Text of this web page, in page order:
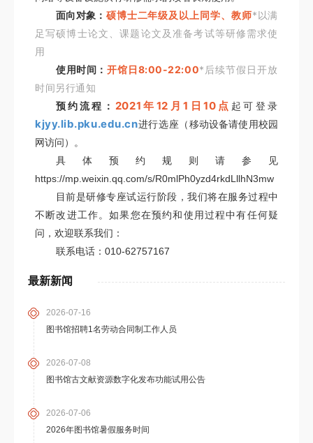
最新新闻
2026-07-16
图书馆招聘1名劳动合同制工作人员
2026-07-08
图书馆古文献资源数字化发布功能试用公告
2026-07-06
2026年图书馆暑假服务时间
面向对象： 硕博士二年级及以上同学、教师*以满
足写硕博士论文、课题论文及准备考试等研修需求使
用
使用时间： 开馆日8:00-22:00*后续节假日开放
时间另行通知
预约流程： 2021年12月1日10点 起可登录
kjyy.lib.pku.edu.cn进行选座 （移动设备请使用校园
网访问）
。
具体预约规则请参见
https://mp.weixin.qq.com/s/R0mlPh0yzd4rkdLllhN3mw
目前是研修专座试运行阶段，我们将在服务过程中
不断改进工作。如果您在预约和使用过程中有任何疑
问，欢迎联系我们：
联系电话：010-62757167